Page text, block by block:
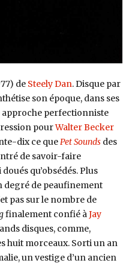
de Steely Dan. Disque par
son époque, dans ses
approche perfectionniste
pourWalter Becker
dix ce quePet Sounds des
de savoir-faire
qu’obsédés.Plus
degré de peaufinement
pas sur le nombre de
finalement confié àJay
disques, comme,
huit morceaux. Sorti un an
un vestige d’un ancien